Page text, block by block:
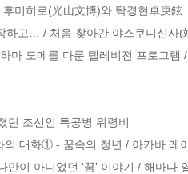
미히로(光山文博)와 탁경현卓庚鉉
하고… / 처음 찾아간 야스쿠니신사
마 도메를 다룬 텔레비전 프로그
던 조선인 특공병 위령비
의 대화① - 꿈속의 청년 / 아카바
만이 아니었던 ‘꿈’ 이야기 / 해마